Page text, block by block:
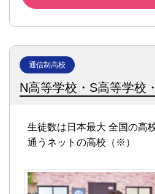
通信制高校
N高等学校・S高等学校
生徒数は日本最大 全国の高
通うネットの高校（※）